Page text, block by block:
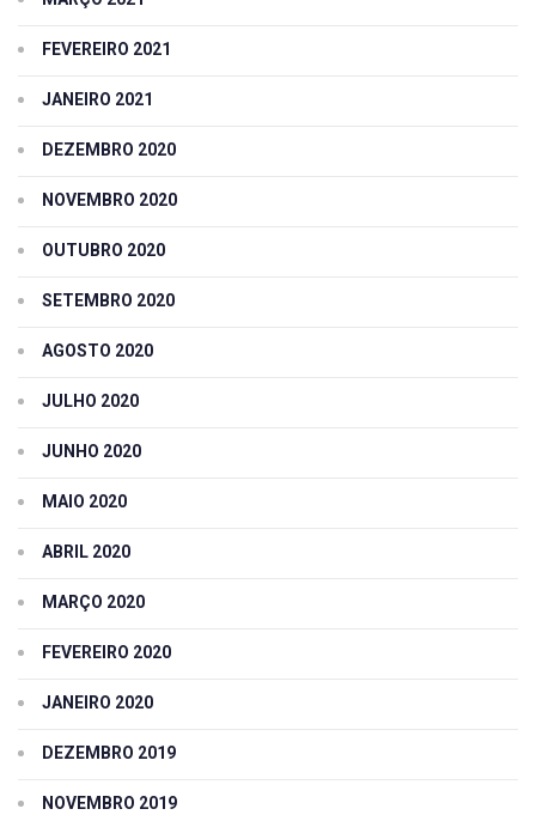
FEVEREIRO 2021
JANEIRO 2021
DEZEMBRO 2020
NOVEMBRO 2020
OUTUBRO 2020
SETEMBRO 2020
AGOSTO 2020
JULHO 2020
JUNHO 2020
MAIO 2020
ABRIL 2020
MARÇO 2020
FEVEREIRO 2020
JANEIRO 2020
DEZEMBRO 2019
NOVEMBRO 2019